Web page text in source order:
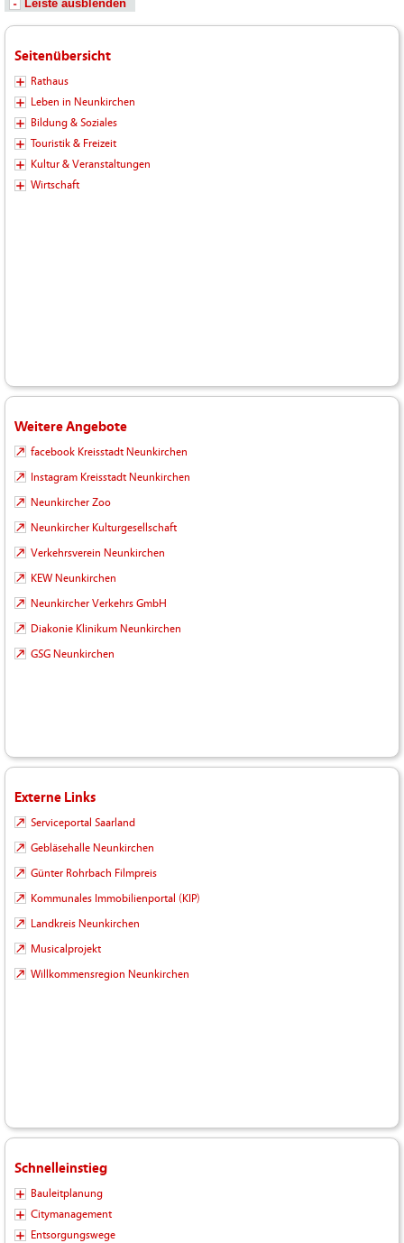
Leiste ausblenden
Seitenübersicht
Rathaus
Leben in Neunkirchen
Bildung & Soziales
Touristik & Freizeit
Kultur & Veranstaltungen
Wirtschaft
Weitere Angebote
facebook Kreisstadt Neunkirchen
Instagram Kreisstadt Neunkirchen
Neunkircher Zoo
Neunkircher Kulturgesellschaft
Verkehrsverein Neunkirchen
KEW Neunkirchen
Neunkircher Verkehrs GmbH
Diakonie Klinikum Neunkirchen
GSG Neunkirchen
Externe Links
Serviceportal Saarland
Gebläsehalle Neunkirchen
Günter Rohrbach Filmpreis
Kommunales Immobilienportal (KIP)
Landkreis Neunkirchen
Musicalprojekt
Willkommensregion Neunkirchen
Schnelleinstieg
Bauleitplanung
Citymanagement
Entsorgungswege